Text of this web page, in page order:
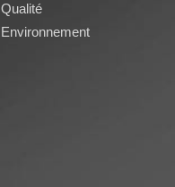
Qualité
Environnement